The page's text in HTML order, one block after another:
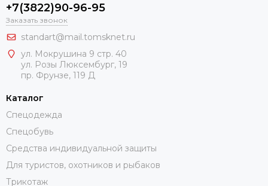
+7(3822)90-96-95
Заказать звонок
standart@mail.tomsknet.ru
ул. Мокрушина 9 стр. 40
ул. Розы Люксембург, 19
пр. Фрунзе, 119 Д
Каталог
Спецодежда
Спецобувь
Средства индивидуальной защиты
Для туристов, охотников и рыбаков
Трикотаж